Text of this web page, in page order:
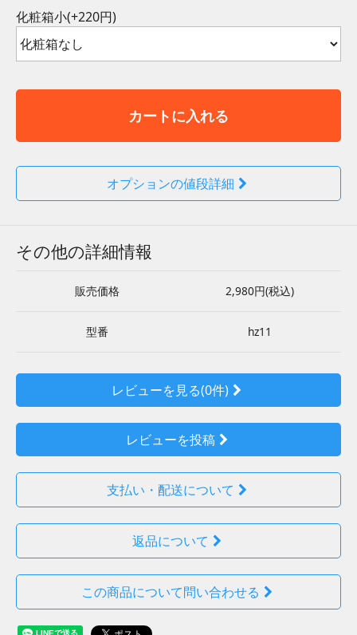
化粧箱小(+220円)
カートに入れる
オプションの値段詳細
その他の詳細情報
販売価格 2,980円(税込)
型番 hz11
レビューを見る(0件)
レビューを投稿
支払い・配送について
返品について
この商品について問い合わせる